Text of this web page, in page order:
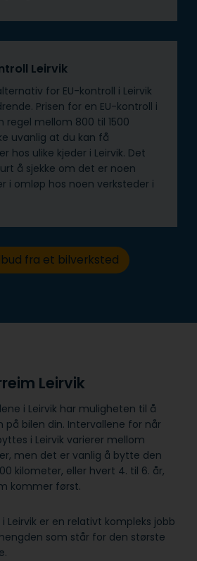
Leirvik
for EU-kontroll i Leirvik
Prisen for en EU-kontroll i
regel mellom 800 til 1500
uvanlig at du kan få
hos ulike kjeder i Leirvik. Det
å sjekke om det er noen
i omløp hos noen verksteder i
fra et bilverksted
Leirvik
i Leirvik har muligheten til å
bilen din. Intervallene for når
i Leirvik varierer mellom
men det er vanlig å bytte den
kilometer, eller hvert 4. til 6. år,
kommer først.
Leirvik er en relativt kompleks jobb
som står for den største